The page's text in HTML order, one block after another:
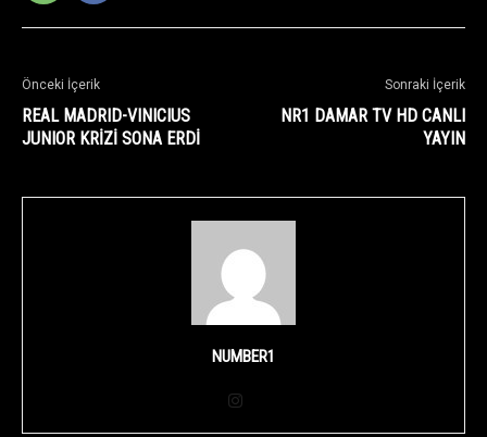
Önceki İçerik
REAL MADRID-VINICIUS
JUNIOR KRİZİ SONA ERDİ
Sonraki İçerik
NR1 DAMAR TV HD CANLI
YAYIN
NUMBER1